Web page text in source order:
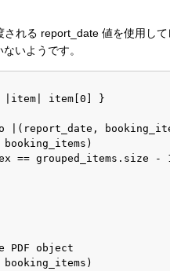
れる report_date 値を使用して
いようです。
|item| item[0] }
|(report_date,
== grouped_items.size -
PDF object